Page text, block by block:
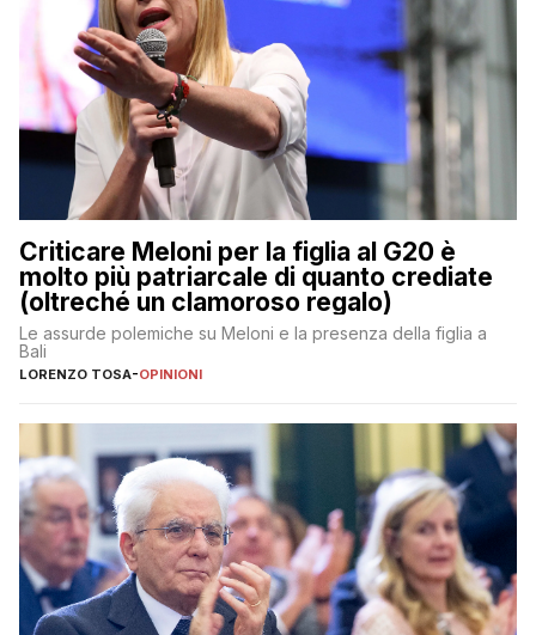
Criticare Meloni per la figlia al G20 è
molto più patriarcale di quanto crediate
(oltreché un clamoroso regalo)
Le assurde polemiche su Meloni e la presenza della figlia a
Bali
LORENZO TOSA-OPINIONI